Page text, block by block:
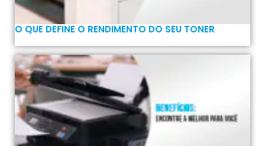
O QUE DEFINE O RENDIMENTO DO SEU TONER